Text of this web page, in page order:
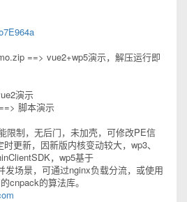
==> vue2+wp5演示，解压运行即
演示
==> 脚本演示
限制，无后门，未加壳，可修改PE信
更新，因新版内核变动较大，wp3、
，wp5基于
发场景，可通过nginx负载分流，或使用
cnpack的算法库。